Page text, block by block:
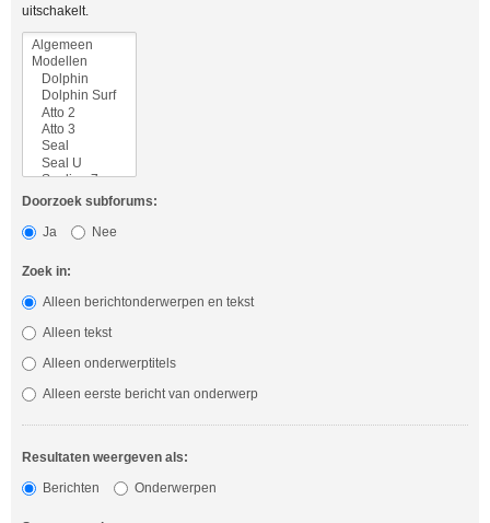
uitschakelt.
Doorzoek subforums:
Ja
Nee
Zoek in:
Alleen berichtonderwerpen en tekst
Alleen tekst
Alleen onderwerptitels
Alleen eerste bericht van onderwerp
Resultaten weergeven als:
Berichten
Onderwerpen